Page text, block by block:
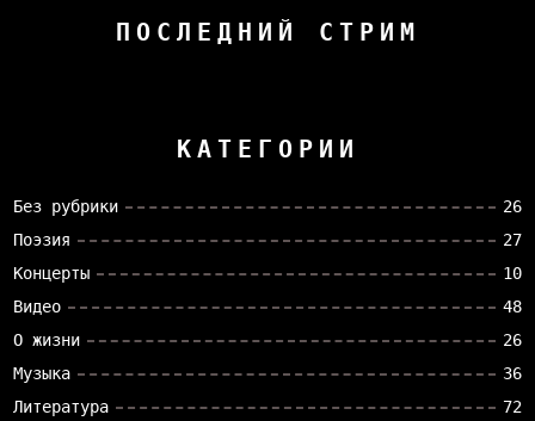
ПОСЛЕДНИЙ СТРИМ
КАТЕГОРИИ
Без рубрики
26
Поэзия
27
Концерты
10
Видео
48
О жизни
26
Музыка
36
Литература
72